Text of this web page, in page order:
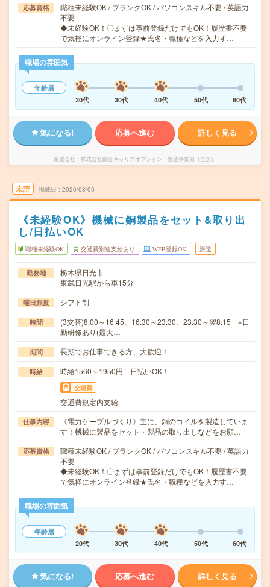
応募資格
職種未経験OK / ブランクOK / パソコンスキル不要 / 英語力
不要
◆未経験OK！〇まずは事前登録だけでもOK！履歴書不要
で気軽にオンライン登録★氏名・職種などを入力す…
職場の雰囲気
年齢層
20代
30代 40代 50代 60代
気になる! 応募へ進む 詳しく見る
派遣会社 株式会社綜合キャリアオプション 製造事業部（全国）
未読 掲載日 2026/08/06
《未経験OK》機械に銅製品をセット&取り出
し/日払いOK
職種未経験OK 交通費別途支給あり WEB登録OK 派遣
勤務地
栃木県日光市
東武日光駅から車15分
曜日頻度 シフト制
時間
(3交替)8:00～16:45、16:30～23:30、23:30～翌8:15 ※日
勤研修あり(最大…
期間 長期でお仕事できる方、大歓迎！
時給 時給1560～1950円 日払いOK！
交通費
交通費規定内支給
仕事内容
《電力ケーブルづくり》主に、銅のコイルを製造していま
す！機械に製品をセット・製品の取り出しなどをお願…
応募資格
職種未経験OK / ブランクOK / パソコンスキル不要 / 英語力
不要
◆未経験OK！〇まずは事前登録だけでもOK！履歴書不要
で気軽にオンライン登録★氏名・職種などを入力す…
職場の雰囲気
年齢層
20代
30代 40代 50代 60代
気になる! 応募へ進む 詳しく見る